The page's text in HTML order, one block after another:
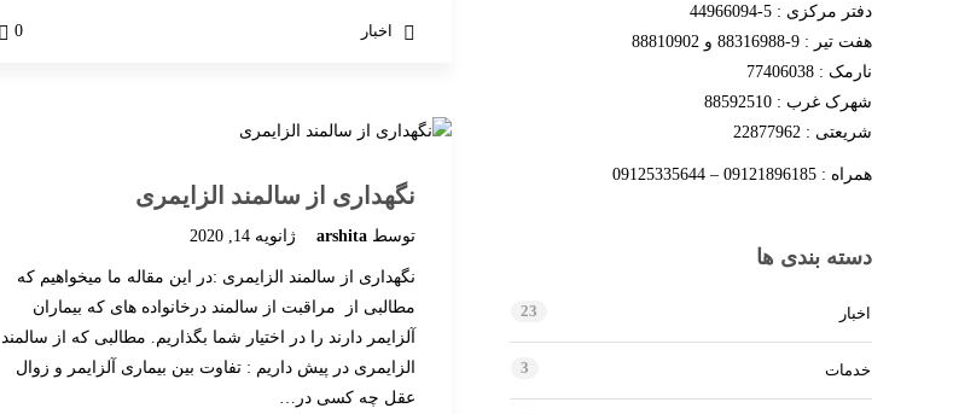
اخبار 0
نگهداری از سالمند الزایمری
توسط arshita ژانویه 14, 2020
نگهداری از سالمند الزایمری :در این مقاله ما میخواهیم که
مطالبی از مراقبت از سالمند درخانواده های که بیماران
آلزایمر دارند را در اختیار شما بگذاریم. مطالبی که از سالمند
الزایمری در پیش داریم : تفاوت بین بیماری آلزایمر و زوال
عقل چه کسی در…
دفتر مرکزی : 5-44966094
هفت تیر : 9-88316988 و 88810902
نارمک : 77406038
شهرک غرب : 88592510
شریعتی : 22877962
همراه : 09121896185 – 09125335644
دسته بندی ها
اخبار 23
خدمات 3